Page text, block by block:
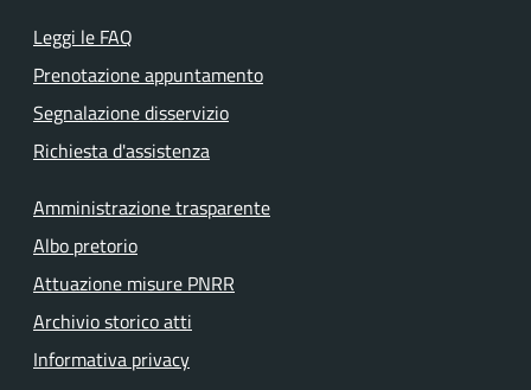
Leggi le FAQ
Prenotazione appuntamento
Segnalazione disservizio
Richiesta d'assistenza
Amministrazione trasparente
Albo pretorio
Attuazione misure PNRR
Archivio storico atti
Informativa privacy